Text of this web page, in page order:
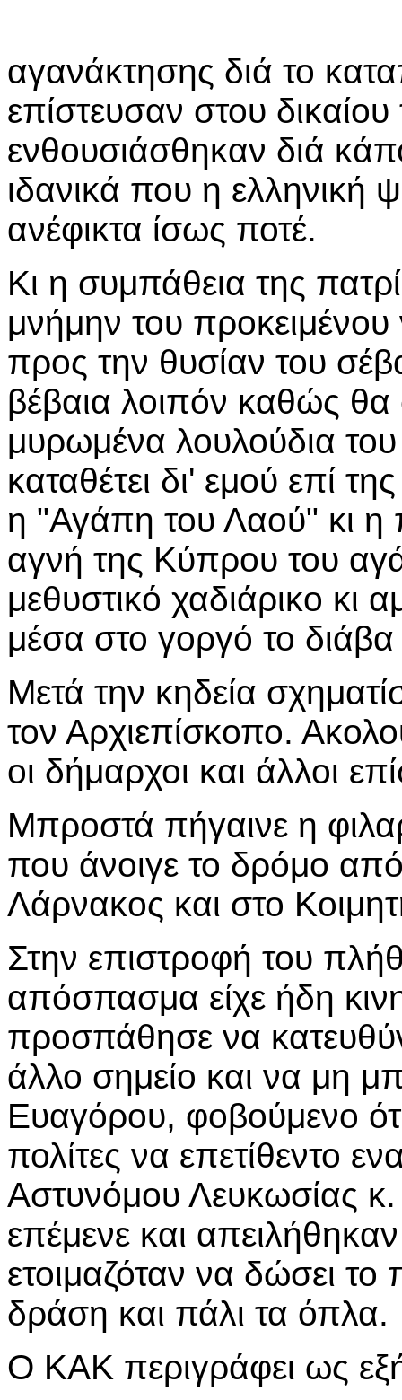
αγανάκτησης διά το
επίστευσαν στου
ενθουσιάσθηκαν διά
ιδανικά που η ελληνική
ανέφικτα ίσως ποτέ.
Κι η συμπάθεια της
μνήμην του
προς την θυσίαν του
βέβαια λοιπόν καθώς
μυρωμένα λουλούδια
καταθέτει δι' εμού επί
η "Αγάπη του Λαού" κι η
αγνή της Κύπρου του
μεθυστικό χαδιάρικο κι
μέσα στο γοργό το
Μετά την κηδεία
τον Αρχιεπίσκοπο.
οι δήμαρχοι και άλλοι
Μπροστά πήγαινε η
που άνοιγε το δρόμο
Λάρνακος και στο
Στην επιστροφή του
απόσπασμα είχε ήδη
προσπάθησε να
άλλο σημείο και να μη
Ευαγόρου, φοβούμενο
πολίτες να επετίθεντο
Αστυνόμου Λευκωσίας
επέμενε και
ετοιμαζόταν να δώσει
δράση και πάλι τα όπλα.
Ο ΚΑΚ περιγράφει ως